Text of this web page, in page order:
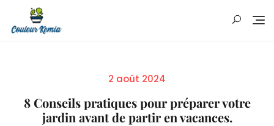
content
Posted
2 août 2024
8 Conseils pratiques pour préparer votre
jardin avant de partir en vacances.